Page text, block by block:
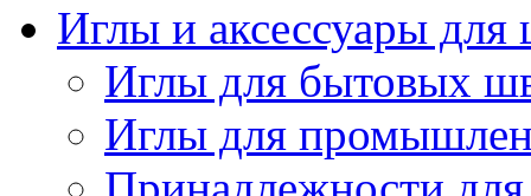
Иглы и аксессуары
Иглы для бытовых
Иглы для